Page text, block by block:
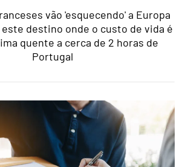
vão 'esquecendo' a Europa
destino onde o custo de vida é
quente a cerca de 2 horas de
Portugal